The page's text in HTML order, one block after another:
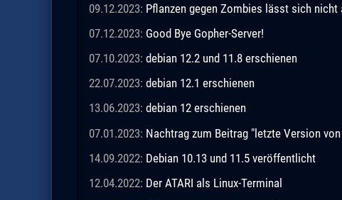
09.12.2023: Pflanzen gegen Zombies lässt sich nicht
07.12.2023: Good Bye Gopher-Server!
07.10.2023: debian 12.2 und 11.8 erschienen
22.07.2023: debian 12.1 erschienen
13.06.2023: debian 12 erschienen
07.01.2023: Nachtrag zum Beitrag "letzte Version von
14.09.2022: Debian 10.13 und 11.5 veröffentlicht
12.04.2022: Der ATARI als Linux-Terminal